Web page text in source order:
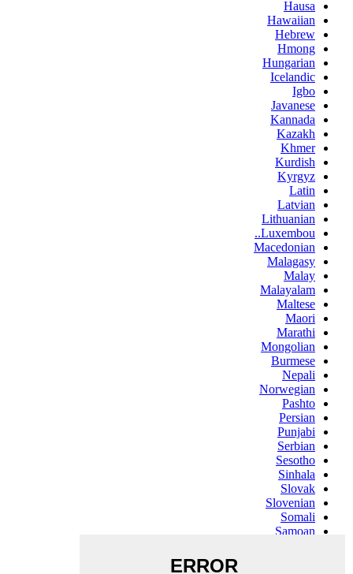
Hausa
Hawaiian
Hebrew
Hmong
Hungarian
Icelandic
Igbo
Javanese
Kannada
Kazakh
Khmer
Kurdish
Kyrgyz
Latin
Latvian
Lithuanian
Luxembou..
Macedonian
Malagasy
Malay
Malayalam
Maltese
Maori
Marathi
Mongolian
Burmese
Nepali
Norwegian
Pashto
Persian
Punjabi
Serbian
Sesotho
Sinhala
Slovak
Slovenian
Somali
Samoan